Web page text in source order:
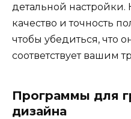
детальной настройки.
качество и точность
чтобы убедиться, что
соответствует вашим
Программы для
дизайна